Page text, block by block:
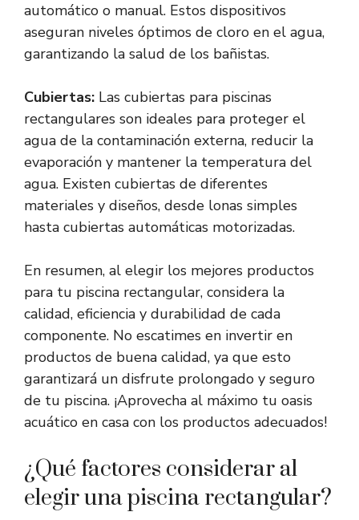
automático o manual. Estos dispositivos
aseguran niveles óptimos de cloro en el agua,
garantizando la salud de los bañistas.
Cubiertas: Las cubiertas para piscinas
rectangulares son ideales para proteger el
agua de la contaminación externa, reducir la
evaporación y mantener la temperatura del
agua. Existen cubiertas de diferentes
materiales y diseños, desde lonas simples
hasta cubiertas automáticas motorizadas.
En resumen, al elegir los mejores productos
para tu piscina rectangular, considera la
calidad, eficiencia y durabilidad de cada
componente. No escatimes en invertir en
productos de buena calidad, ya que esto
garantizará un disfrute prolongado y seguro
de tu piscina. ¡Aprovecha al máximo tu oasis
acuático en casa con los productos adecuados!
¿Qué factores considerar al
elegir una piscina rectangular?